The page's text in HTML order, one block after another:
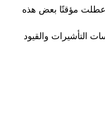
عطلت مؤقتًا بعض هذه
التأشيرات والقيود